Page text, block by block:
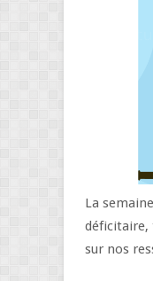
La
déficitaire,
sur nos